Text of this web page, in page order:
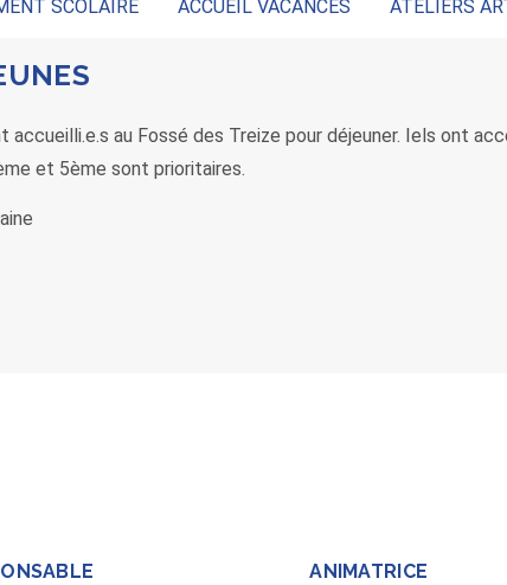
SCOLAIRE ACCUEIL VACANCES ATELIERS
accueilli.e.s au Fossé des Treize pour déjeuner. Iels ont
et 5ème sont prioritaires.
ANIMATRICE